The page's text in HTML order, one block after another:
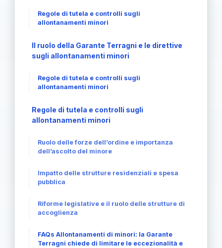
Regole di tutela e controlli sugli
allontanamenti minori
Il ruolo della Garante Terragni e le direttive
sugli allontanamenti minori
Regole di tutela e controlli sugli
allontanamenti minori
Regole di tutela e controlli sugli
allontanamenti minori
Ruolo delle forze dell’ordine e importanza
dell’ascolto del minore
Impatto delle strutture residenziali e spesa
pubblica
Riforme legislative e il ruolo delle strutture di
accoglienza
FAQs Allontanamenti di minori: la Garante
Terragni chiede di limitare le eccezionalità e